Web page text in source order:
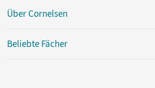
Über Cornelsen
Beliebte Fächer